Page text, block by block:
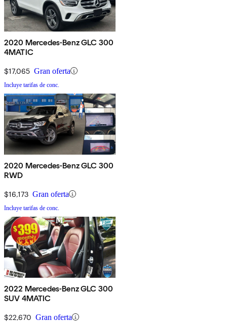
2020 Mercedes-Benz GLC 300
4MATIC
$17,065 Gran oferta
Incluye tarifas de conc.
2020 Mercedes-Benz GLC 300
RWD
$16,173 Gran oferta
Incluye tarifas de conc.
2022 Mercedes-Benz GLC 300
SUV 4MATIC
$22,670 Gran oferta